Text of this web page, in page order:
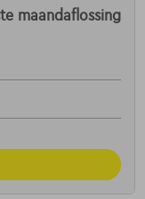
maandaflossing